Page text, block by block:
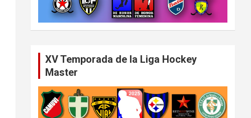
XV Temporada de la Liga Hockey
Master